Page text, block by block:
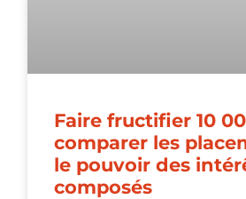
Faire fructifier 10
comparer les
le pouvoir des
composés